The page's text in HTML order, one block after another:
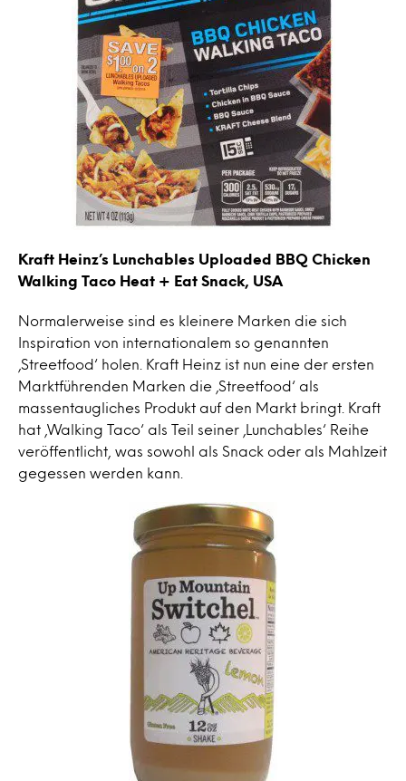
Kraft Heinz’s Lunchables Uploaded BBQ Chicken
Walking Taco Heat + Eat Snack, USA
Normalerweise sind es kleinere Marken die sich
Inspiration von internationalem so genannten
‚Streetfood‘ holen. Kraft Heinz ist nun eine der ersten
Marktführenden Marken die ‚Streetfood‘ als
massentaugliches Produkt auf den Markt bringt. Kraft
hat ‚Walking Taco‘ als Teil seiner ‚Lunchables‘ Reihe
veröffentlicht, was sowohl als Snack oder als Mahlzeit
gegessen werden kann.